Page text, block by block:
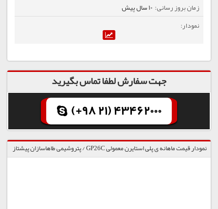
10 سال پیش
جهت سفارش لطفا تماس بگیرید
(+98 21) 43462000
نمودار قیمت ماهانه ی پلی استایرن معمولی GP26C / پتروشیمی طاهاسازان پیشتاز